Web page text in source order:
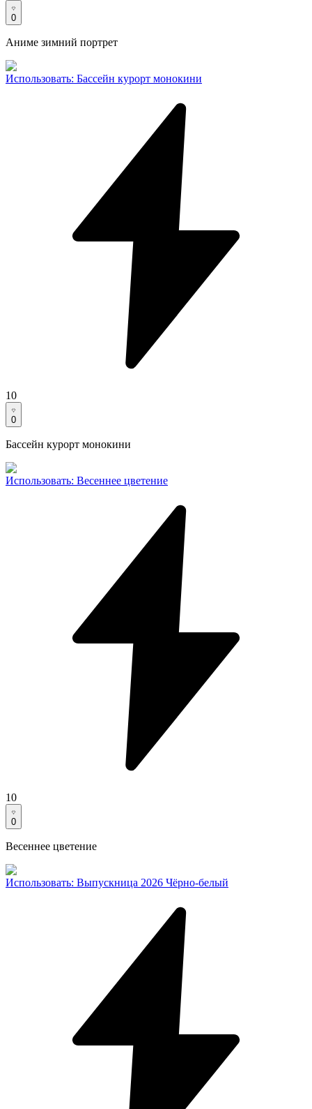
0
Аниме зимний портрет
Использовать: Бассейн курорт монокини
10
0
Бассейн курорт монокини
Использовать: Весеннее цветение
10
0
Весеннее цветение
Использовать: Выпускница 2026 Чёрно-белый